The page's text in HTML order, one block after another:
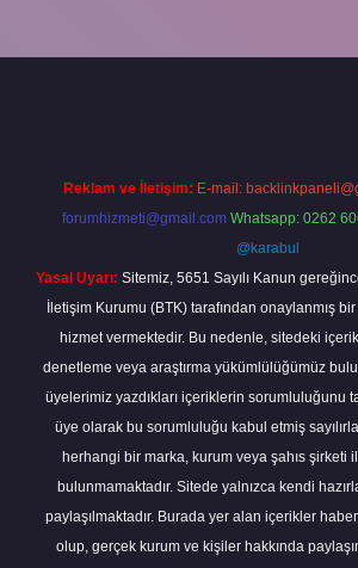
Reklam ve İletişim: E-mail:
forumhizmeti@gmail.com Whatsapp: 0262
@karabul
Yasal Uyarı: Sitemiz, 5651 Sayılı Kanun
İletişim Kurumu (BTK) tarafından onaylanmış
hizmet vermektedir. Bu nedenle, sitedeki
denetleme veya araştırma yükümlülüğümüz
üyelerimiz yazdıkları içeriklerin sorumluluğunu
üye olarak bu sorumluluğu kabul etmiş
herhangi bir marka, kurum veya şahıs şirketi
bulunmamaktadır. Sitede yalnızca kendi
paylaşılmaktadır. Burada yer alan içerikler
olup, gerçek kurum ve kişiler hakkında